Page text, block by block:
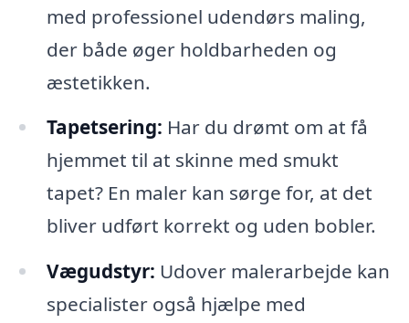
med professionel udendørs maling,
der både øger holdbarheden og
æstetikken.
Tapetsering: Har du drømt om at få
hjemmet til at skinne med smukt
tapet? En maler kan sørge for, at det
bliver udført korrekt og uden bobler.
Vægudstyr: Udover malerarbejde kan
specialister også hjælpe med